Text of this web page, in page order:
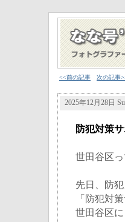
<<前の記事 次の記事
2025年12月28日
防犯対策
世田谷区
先日、防
「防犯対
世田谷区